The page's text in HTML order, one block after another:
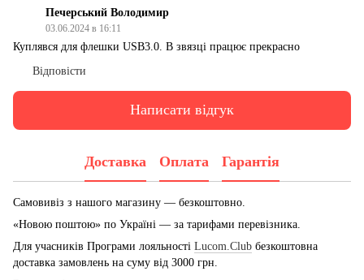
Печерський Володимир
03.06.2024 в 16:11
Куплявся для флешки USB3.0. В звязці працює прекрасно
Відповісти
Написати відгук
Доставка Оплата Гарантія
Самовивіз з нашого магазину — безкоштовно.
«Новою поштою» по Україні — за тарифами перевізника.
Для учасників Програми лояльності Lucom.Club безкоштовна
доставка замовлень на суму від 3000 грн.